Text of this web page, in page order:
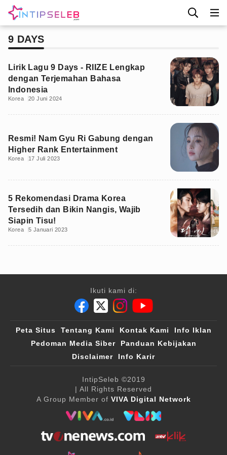
9 DAYS
Lirik Lagu 9 Days - RIIZE Lengkap
dengan Terjemahan Bahasa
Indonesia
Korea 20 Juni 2024
Resmi! Nam Gyu Ri Gabung dengan
Higher Rank Entertainment
Korea 17 Juli 2023
5 Rekomendasi Drama Korea
Tersedih dan Bikin Nangis, Wajib
Siapin Tisu!
Korea 5 Januari 2023
Ikuti kami di:
Peta Situs Tentang Kami Kontak Kami
Info Iklan
Pedoman Media Siber
Panduan Kebijakan
Disclaimer
Info Karir
IntipSeleb ©2019
| All Rights Reserved
A Group Member of VIVA Digital Network